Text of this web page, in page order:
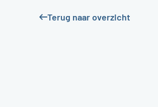
Terug naar overzicht